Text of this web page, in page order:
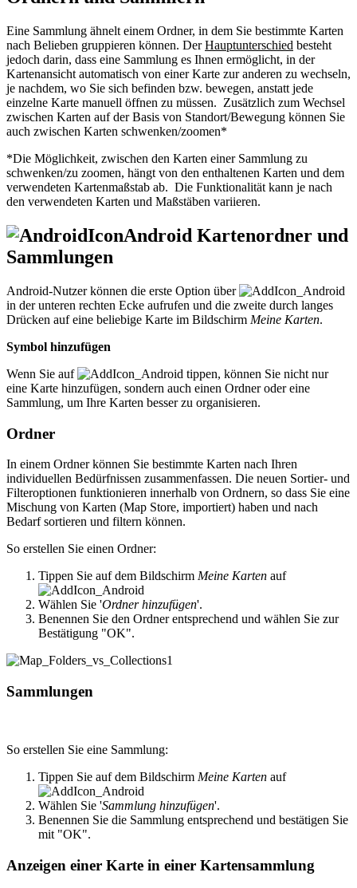
Eine Sammlung ähnelt einem Ordner, in dem Sie bestimmte Karten
nach Belieben gruppieren können. DerHauptunterschied besteht
jedoch darin, dass eine Sammlung es Ihnen ermöglicht, in der
Kartenansicht automatisch von einer Karte zur anderen zu wechseln,
je nachdem, wo Sie sich befinden bzw. bewegen, anstatt jede
einzelne Karte manuell öffnen zu müssen. Zusätzlich zum Wechsel
zwischen Karten auf der Basis von Standort/Bewegung können Sie
auch zwischen Karten schwenken/zoomen*
*Die Möglichkeit, zwischen den Karten einer Sammlung zu
schwenken/zu zoomen, hängt von den enthaltenen Karten und dem
verwendeten Kartenmaßstab ab. Die Funktionalität kann je nach
den verwendeten Karten und Maßstäben variieren.
Android Kartenordner und
Sammlungen
Android-Nutzer können die erste Option über
in der unteren rechten Ecke aufrufen und die zweite durch langes
Drücken auf eine beliebige Karte im Bildschirm Meine Karten.
Symbol hinzufügen
Wenn Sie auf
tippen, können Sie nicht nur
eine Karte hinzufügen, sondern auch einen Ordner oder eine
Sammlung, um Ihre Karten besser zu organisieren.
Ordner
In einem Ordner können Sie bestimmte Karten nach Ihren
individuellen Bedürfnissen zusammenfassen. Die neuen Sortier- und
Filteroptionen funktionieren innerhalb von Ordnern, so dass Sie eine
Mischung von Karten (Map Store, importiert) haben und nach
Bedarf sortieren und filtern können.
So erstellen Sie einen Ordner:
Tippen Sie auf dem Bildschirm Meine Karten auf
Wählen Sie 'Ordner hinzufügen'.
Benennen Sie den Ordner entsprechend und wählen Sie zur
Bestätigung "OK".
Sammlungen
So erstellen Sie eine Sammlung:
Tippen Sie auf dem Bildschirm Meine Karten auf
Wählen Sie 'Sammlung hinzufügen'.
Benennen Sie die Sammlung entsprechend und bestätigen Sie
mit "OK".
Anzeigen einer Karte in einer Kartensammlung